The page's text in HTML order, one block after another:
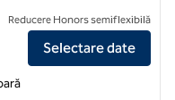
Inn Daytona Shores-
Reducere Honors semiflexibilă
Selectare date